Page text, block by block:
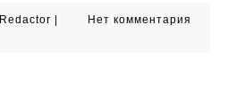
RedactorRedactorНет комментария